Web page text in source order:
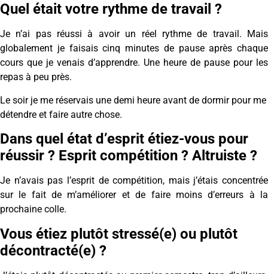
Quel était votre rythme de travail ?
Je n’ai pas réussi à avoir un réel rythme de travail. Mais
globalement je faisais cinq minutes de pause après chaque
cours que je venais d’apprendre. Une heure de pause pour les
repas à peu près.
Le soir je me réservais une demi heure avant de dormir pour me
détendre et faire autre chose.
Dans quel état d’esprit étiez-vous pour
réussir ? Esprit compétition ? Altruiste ?
Je n’avais pas l’esprit de compétition, mais j’étais concentrée
sur le fait de m’améliorer et de faire moins d’erreurs à la
prochaine colle.
Vous étiez plutôt stressé(e) ou plutôt
décontracté(e) ?